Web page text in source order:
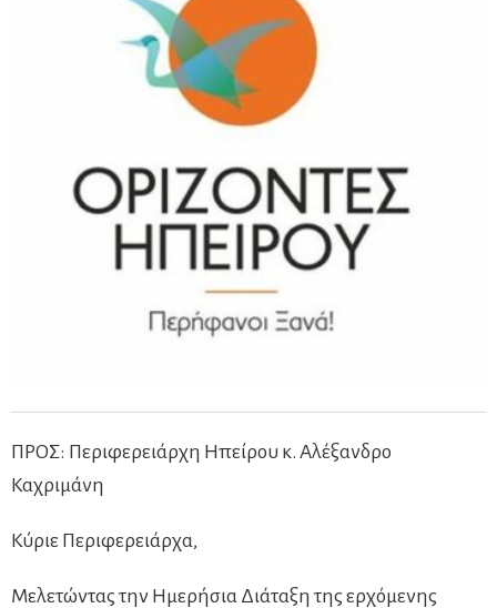
ΠΡΟΣ: Περιφερειάρχη Ηπείρου κ. Αλέξανδρο
Καχριμάνη
Κύριε Περιφερειάρχα,
Μελετώντας την Ημερήσια Διάταξη της ερχόμενης